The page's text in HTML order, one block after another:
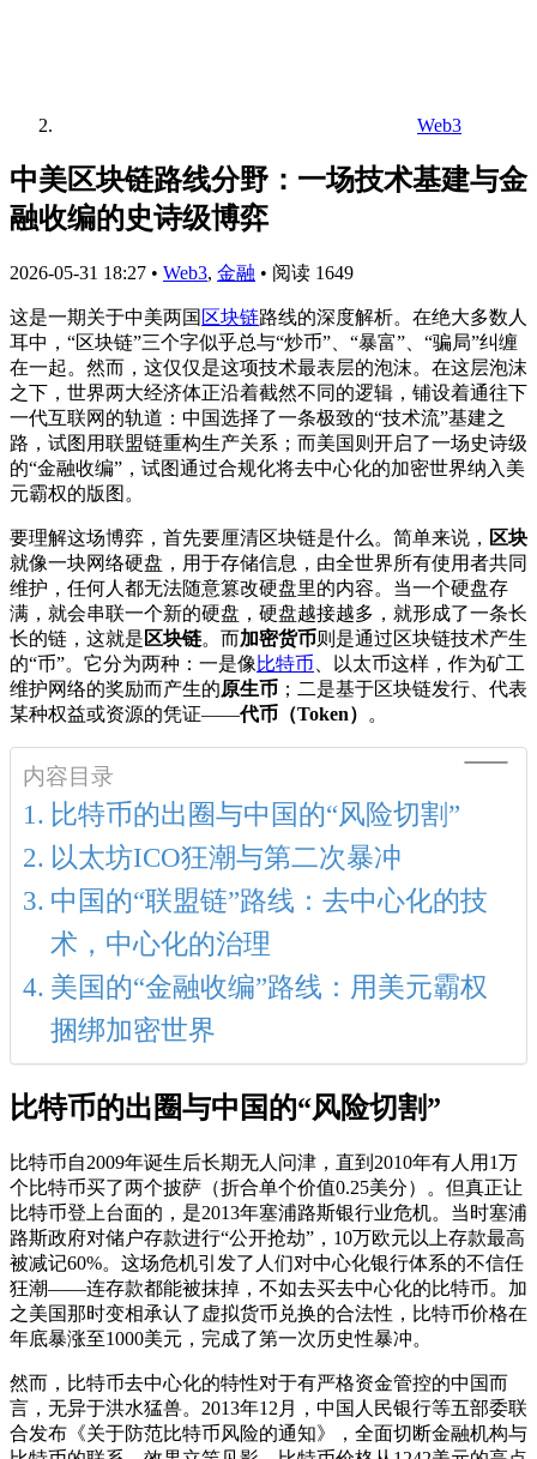
Web3
中美区块链路线分野：一场技术基建与金
融收编的史诗级博弈
2026-05-31 18:27 • Web3, 金融 • 阅读 1649
这是一期关于中美两国 区块链路线的深度解析。在绝大多数人
耳中，“区块链”三个字似乎总与“炒币”、“暴富”、“骗局”纠缠
在一起。然而，这仅仅是这项技术最表层的泡沫。在这层泡沫
之下，世界两大经济体正沿着截然不同的逻辑，铺设着通往下
一代互联网的轨道：中国选择了一条极致的“技术流”基建之
路，试图用联盟链重构生产关系；而美国则开启了一场史诗级
的“金融收编”，试图通过合规化将去中心化的加密世界纳入美
元霸权的版图。
要理解这场博弈，首先要厘清区块链是什么。简单来说， 区块
就像一块网络硬盘，用于存储信息，由全世界所有使用者共同
维护，任何人都无法随意篡改硬盘里的内容。当一个硬盘存
满，就会串联一个新的硬盘，硬盘越接越多，就形成了一条长
长的链，这就是 区块链。而加密货币则是通过区块链技术产生
的“币”。它分为两种：一是像比特币 、以太币这样，作为矿工
维护网络的奖励而产生的原生币 ；二是基于区块链发行、代表
某种权益或资源的凭证——代币（Token） 。
内容目录
比特币的出圈与中国的“风险切割”
以太坊ICO狂潮与第二次暴冲
中国的“联盟链”路线：去中心化的技
术，中心化的治理
美国的“金融收编”路线：用美元霸权
捆绑加密世界
比特币的出圈与中国的“风险切割”
比特币自2009年诞生后长期无人问津，直到2010年有人用1万
个比特币买了两个披萨（折合单个价值0.25美分）。但真正让
比特币登上台面的，是2013年塞浦路斯银行业危机。当时塞浦
路斯政府对储户存款进行“公开抢劫”，10万欧元以上存款最高
被减记60%。这场危机引发了人们对中心化银行体系的不信任
狂潮——连存款都能被抹掉，不如去买去中心化的比特币。加
之美国那时变相承认了虚拟货币兑换的合法性，比特币价格在
年底暴涨至1000美元，完成了第一次历史性暴冲。
然而，比特币去中心化的特性对于有严格资金管控的中国而
言，无异于洪水猛兽。2013年12月，中国人民银行等五部委联
合发布《关于防范比特币风险的通知》，全面切断金融机构与